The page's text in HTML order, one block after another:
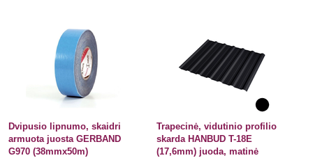
Dvipusio lipnumo, skaidri
armuota juosta GERBAND
G970 (38mmx50m)
Trapecinė, vidutinio profilio
skarda HANBUD T-18E
(17,6mm) juoda, matinė